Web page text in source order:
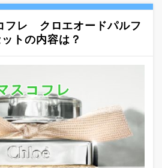
フレ クロエオードパルフ
トの内容は？